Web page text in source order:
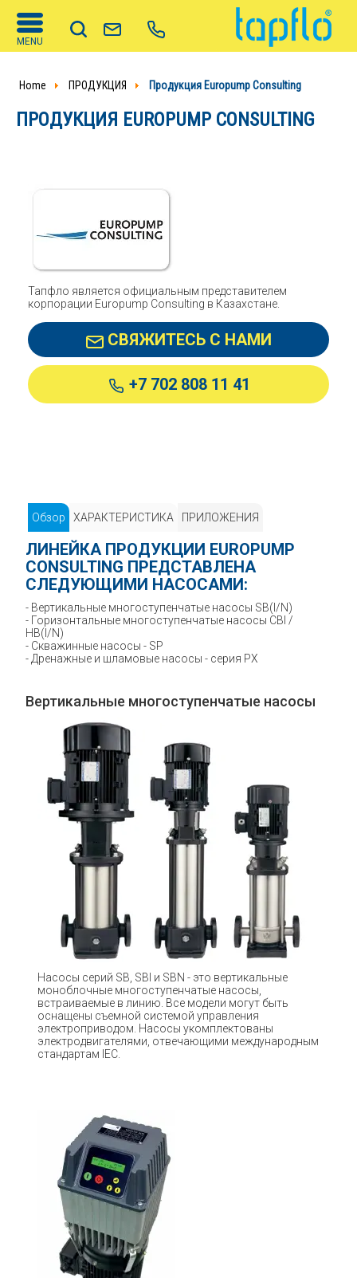
MENU
Home ПРОДУКЦИЯ Продукция Europump Consulting
ПРОДУКЦИЯ EUROPUMP CONSULTING
Тапфло является официальным представителем
корпорации Europump Consulting в Казахстане.
СВЯЖИТЕСЬ С НАМИ
+7 702 808 11 41
Обзор ХАРАКТЕРИСТИКА ПРИЛОЖЕНИЯ
ЛИНЕЙКА ПРОДУКЦИИ EUROPUMP
CONSULTING ПРЕДСТАВЛЕНА
СЛЕДУЮЩИМИ НАСОСАМИ:
- Вертикальные многоступенчатые насосы SB(I/N)
- Горизонтальные многоступенчатые насосы CBI /
HB(I/N)
- Скважинные насосы - SP
- Дренажные и шламовые насосы - серия РХ
Вертикальные многоступенчатые насосы
Насосы серий SB, SBI и SBN - это вертикальные
моноблочные многоступенчатые насосы,
встраиваемые в линию. Все модели могут быть
оснащены съемной системой управления
электроприводом. Насосы укомплектованы
электродвигателями, отвечающими международным
стандартам IEC.